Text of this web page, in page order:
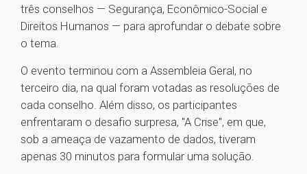
três conselhos — Segurança, Econômico-Social e
Direitos Humanos — para aprofundar o debate sobre
o tema.
O evento terminou com a Assembleia Geral, no
terceiro dia, na qual foram votadas as resoluções de
cada conselho. Além disso, os participantes
enfrentaram o desafio surpresa, "A Crise", em que,
sob a ameaça de vazamento de dados, tiveram
apenas 30 minutos para formular uma solução.